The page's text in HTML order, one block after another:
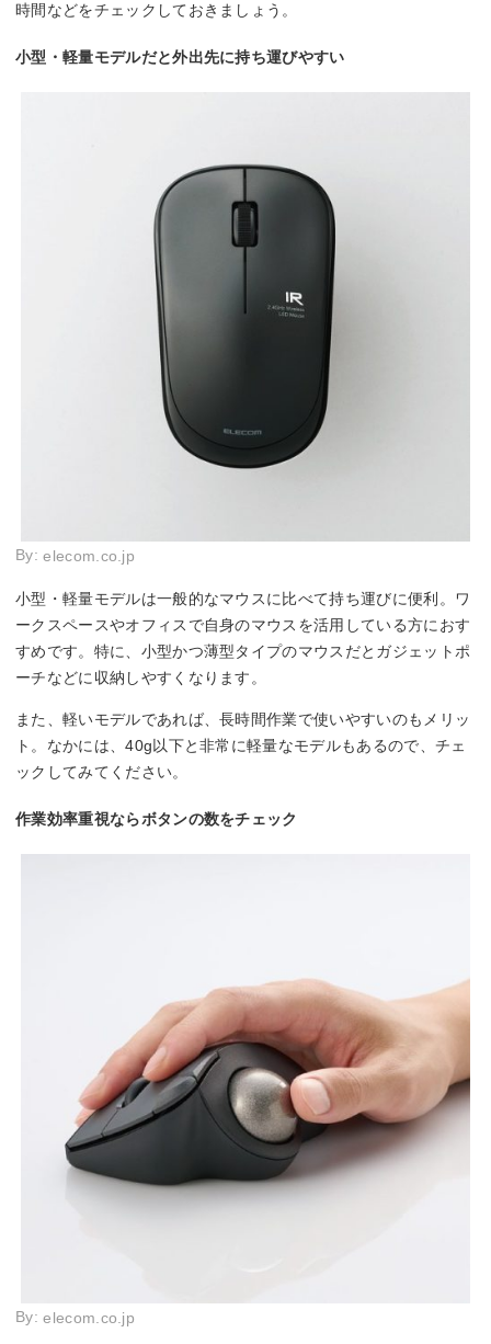
時間などをチェックしておきましょう。
小型・軽量モデルだと外出先に持ち運びやすい
By:elecom.co.jp
小型・軽量モデルは一般的なマウスに比べて持ち運びに便利。ワ
ークスペースやオフィスで自身のマウスを活用している方におす
すめです。特に、小型かつ薄型タイプのマウスだとガジェットポ
ーチなどに収納しやすくなります。
また、軽いモデルであれば、長時間作業で使いやすいのもメリッ
ト。なかには、40g以下と非常に軽量なモデルもあるので、チェ
ックしてみてください。
作業効率重視ならボタンの数をチェック
By:elecom.co.jp